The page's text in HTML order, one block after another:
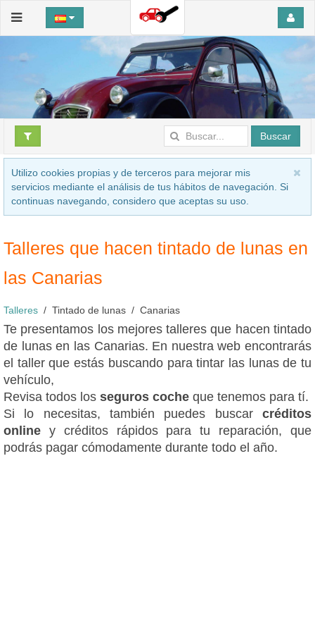
Buscar
Utilizo cookies propias y de terceros para mejorar mis
servicios mediante el análisis de tus hábitos de navegación. Si
continuas navegando, considero que aceptas su uso.
Talleres que hacen tintado de lunas en
las Canarias
Talleres Tintado de lunas Canarias
Te presentamos los mejores talleres que hacen tintado
de lunas en las Canarias. En nuestra web encontrarás
el taller que estás buscando para tintar las lunas de tu
vehículo,
Revisa todos los seguros coche que tenemos para tí.
Si lo necesitas, también puedes buscar créditos
online y créditos rápidos para tu reparación, que
podrás pagar cómodamente durante todo el año.